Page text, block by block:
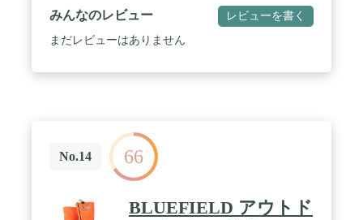
(SSOG)/ ウルトラマリン(UMR) / 【サイズ】S（22～
24cm）、M（24～26cm）、L（26～28cm）※靴の種
類によってサイズが異なることがあります。 / 【収
みんなのレビュー レビューを書く
まだレビューはありません
No.14 66
BLUEFIELD アウトド